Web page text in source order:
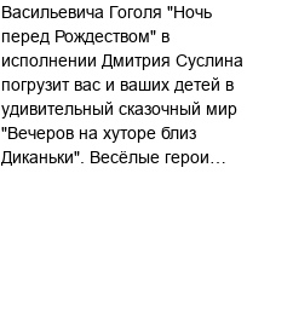
Васильевича Гоголя "Ночь
перед Рождеством" в
исполнении Дмитрия Суслина
погрузит вас и ваших детей в
удивительный сказочный мир
"Вечеров на хуторе близ
Диканьки". Весёлые герои…